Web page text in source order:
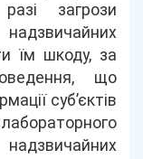
загрози
їм шкоду, за
що
суб’єктів